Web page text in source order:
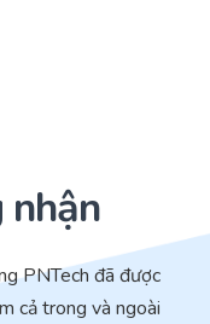
nhận
PNTech đã được
cả trong và ngoài